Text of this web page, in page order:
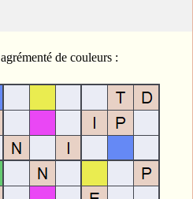
agrémenté de couleurs :